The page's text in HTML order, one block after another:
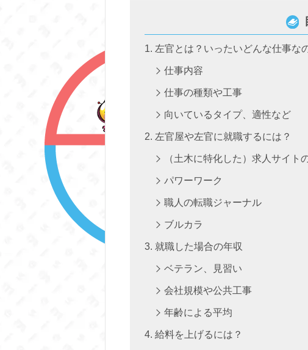
左官とは？いったいどんな仕事な
仕事内容
仕事の種類や工事
向いているタイプ、適性など
左官屋や左官に就職するには？
（土木に特化した）求人サイト
パワーワーク
職人の転職ジャーナル
ブルカラ
就職した場合の年収
ベテラン、見習い
会社規模や公共工事
年齢による平均
給料を上げるには？